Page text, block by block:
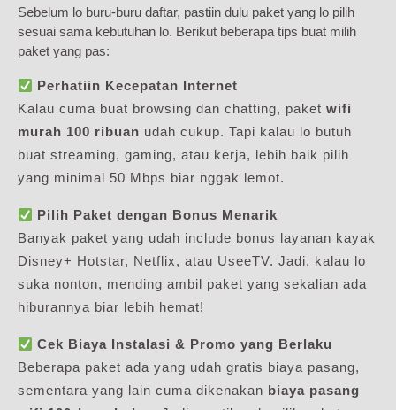
Sebelum lo buru-buru daftar, pastiin dulu paket yang lo pilih
sesuai sama kebutuhan lo. Berikut beberapa tips buat milih
paket yang pas:
Perhatiin Kecepatan Internet
Kalau cuma buat browsing dan chatting, paket wifi
murah 100 ribuan udah cukup. Tapi kalau lo butuh
buat streaming, gaming, atau kerja, lebih baik pilih
yang minimal 50 Mbps biar nggak lemot.
Pilih Paket dengan Bonus Menarik
Banyak paket yang udah include bonus layanan kayak
Disney+ Hotstar, Netflix, atau UseeTV. Jadi, kalau lo
suka nonton, mending ambil paket yang sekalian ada
hiburannya biar lebih hemat!
Cek Biaya Instalasi & Promo yang Berlaku
Beberapa paket ada yang udah gratis biaya pasang,
sementara yang lain cuma dikenakan biaya pasang